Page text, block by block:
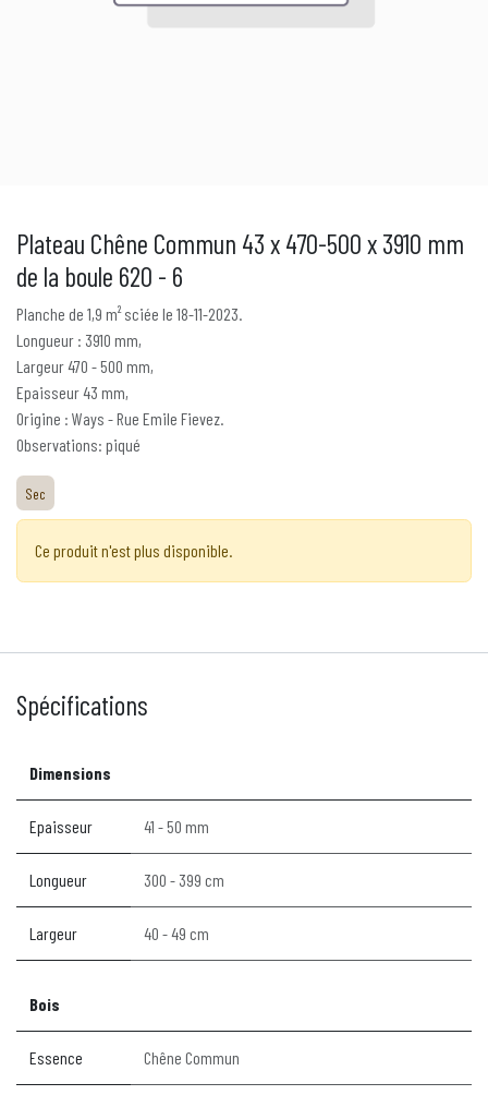
Plateau Chêne Commun 43 x 470-500 x 3910 mm
de la boule 620 - 6
Planche de 1,9 m² sciée le 18-11-2023.
Longueur : 3910 mm,
Largeur 470 - 500 mm,
Epaisseur 43 mm,
Origine : Ways - Rue Emile Fievez.
Observations: piqué
Sec
Ce produit n'est plus disponible.
Spécifications
Dimensions
Epaisseur 41 - 50 mm
Longueur 300 - 399 cm
Largeur 40 - 49 cm
Bois
Essence Chêne Commun